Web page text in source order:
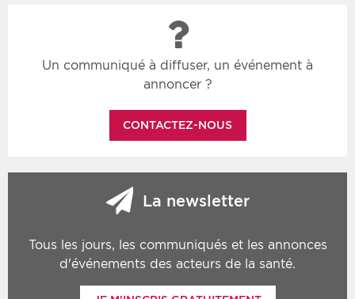
Un communiqué à diffuser, un événement à
annoncer ?
CONTACTEZ-NOUS
La newsletter
Tous les jours, les communiqués et les annonces
d'événements des acteurs de la santé.